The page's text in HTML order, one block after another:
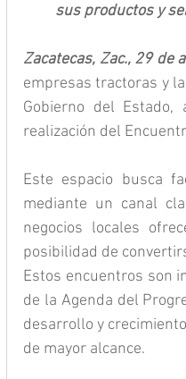
sus productos y
Zacatecas, Zac., 29 de
empresas tractoras y
Gobierno del
realización del
Este espacio busca
mediante un canal
negocios locales
posibilidad de
Estos encuentros son
de la Agenda del
desarrollo y
de mayor alcance.